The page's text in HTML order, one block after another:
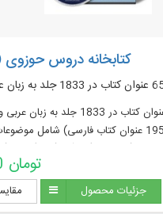
کتابخانه دروس حوزوی
عنوان کتاب عربی و 195 عنوان کتاب فارسی) شامل
228,200 تومان
جزئیات محصول